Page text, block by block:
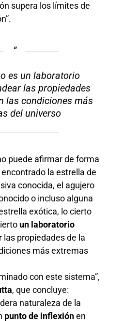
supera los límites de
es un laboratorio
las propiedades
las condiciones más
del universo
puede afirmar de forma
la estrella de
conocida, el agujero
o incluso alguna
exótica, lo cierto
un laboratorio
las propiedades de la
más extremas
con este sistema”,
, que concluye:
naturaleza de la
punto de inflexiónen